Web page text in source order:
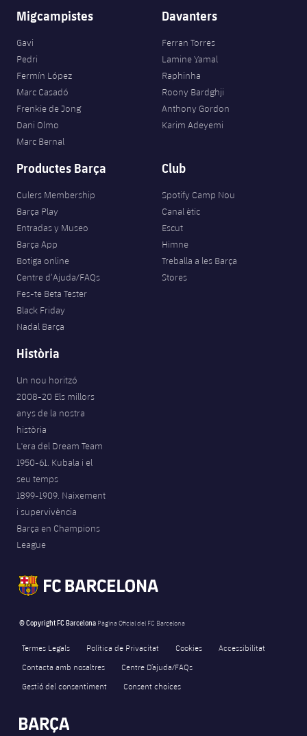
Migcampistes
Gavi
Pedri
Fermín López
Marc Casadó
Frenkie de Jong
Dani Olmo
Marc Bernal
Davanters
Ferran Torres
Lamine Yamal
Raphinha
Roony Bardghji
Anthony Gordon
Karim Adeyemi
Productes Barça
Culers Membership
Barça Play
Entradas y Museo
Barça App
Botiga online
Centre d’Ajuda/FAQs
Fes-te Beta Tester
Black Friday
Nadal Barça
Club
Spotify Camp Nou
Canal ètic
Escut
Himne
Treballa a les Barça
Stores
Història
Un nou horitzó
2008-20 Els millors
anys de la nostra
història
L'era del Dream Team
1950-61. Kubala i el
seu temps
1899-1909. Naixement
i supervivència
Barça en Champions
League
© Copyright FC Barcelona Pàgina Oficial del FC Barcelona
Termes Legals Política de Privacitat Cookies
Accessibilitat
Contacta amb nosaltres
Centre D’ajuda/FAQs
Gestió del consentiment
Consent choices